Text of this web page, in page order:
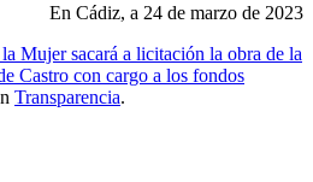
En Cádiz, a 24 de marzo de 2023
Mujer sacará a licitación la obra de la
Castro con cargo a los fondos
Transparencia.